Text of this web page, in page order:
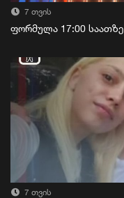
7 თვის
ფორმულა 17:00 საათზე
7 თვის